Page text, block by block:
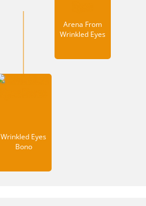
Wrinkled Eyes
Bono
Arena From
Wrinkled Eyes